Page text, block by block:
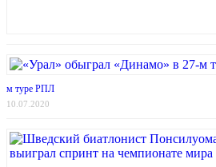
м туре РПЛ
10.07.2020